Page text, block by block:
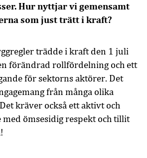
Hur nyttjar vi gemensamt
som just trätt i kraft?
trädde i kraft den 1 juli
förändrad rollfördelning och ett
för sektorns aktörer. Det
från många olika
kräver också ett aktivt och
med ömsesidig respekt och tillit